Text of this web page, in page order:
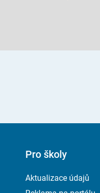
Pro školy
Aktualizace údajů